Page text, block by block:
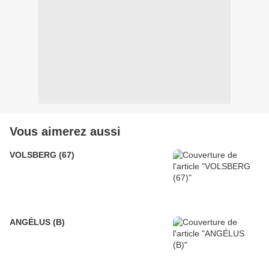
Vous aimerez aussi
VOLSBERG (67)
ANGÉLUS (B)